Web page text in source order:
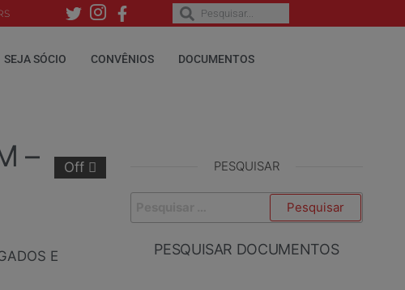
SEJA SÓCIO CONVÊNIOS DOCUMENTOS
Off
–
E
PESQUISAR
PESQUISAR DOCUMENTOS